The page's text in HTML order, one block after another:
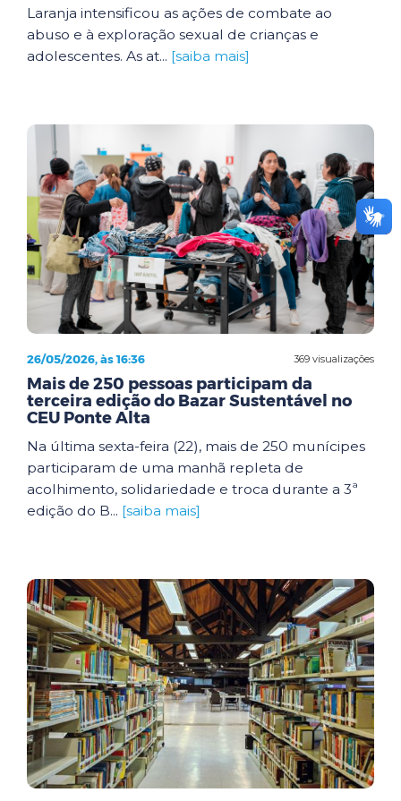
Laranja intensificou as ações de combate ao
abuso e à exploração sexual de crianças e
adolescentes. As at... [saiba mais]
369 visualizações
26/05/2026, às 16:36
Mais de 250 pessoas participam da
terceira edição do Bazar Sustentável no
CEU Ponte Alta
Na última sexta-feira (22), mais de 250 munícipes
participaram de uma manhã repleta de
acolhimento, solidariedade e troca durante a 3ª
edição do B... [saiba mais]